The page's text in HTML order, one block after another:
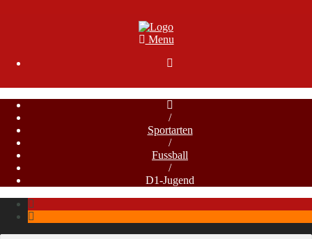
Menu

/
Sportarten
/
Fussball
/
D1-Jugend